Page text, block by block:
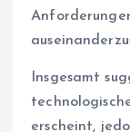
Insgesamt
erscheint,